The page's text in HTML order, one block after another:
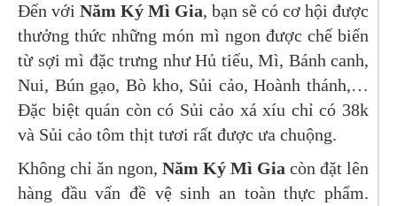
Đến với Năm Ký Mì Gia, bạn sẽ có cơ hội được
thưởng thức những món mì ngon được chế biến
từ sợi mì đặc trưng như Hủ tiếu, Mì, Bánh canh,
Nui, Bún gạo, Bò kho, Sủi cảo, Hoành thánh,…
Đặc biệt quán còn có Sủi cảo xá xíu chỉ có 38k
và Sủi cảo tôm thịt tươi rất được ưa chuộng.
Không chỉ ăn ngon, Năm Ký Mì Gia còn đặt lên
hàng đầu vấn đề vệ sinh an toàn thực phẩm.